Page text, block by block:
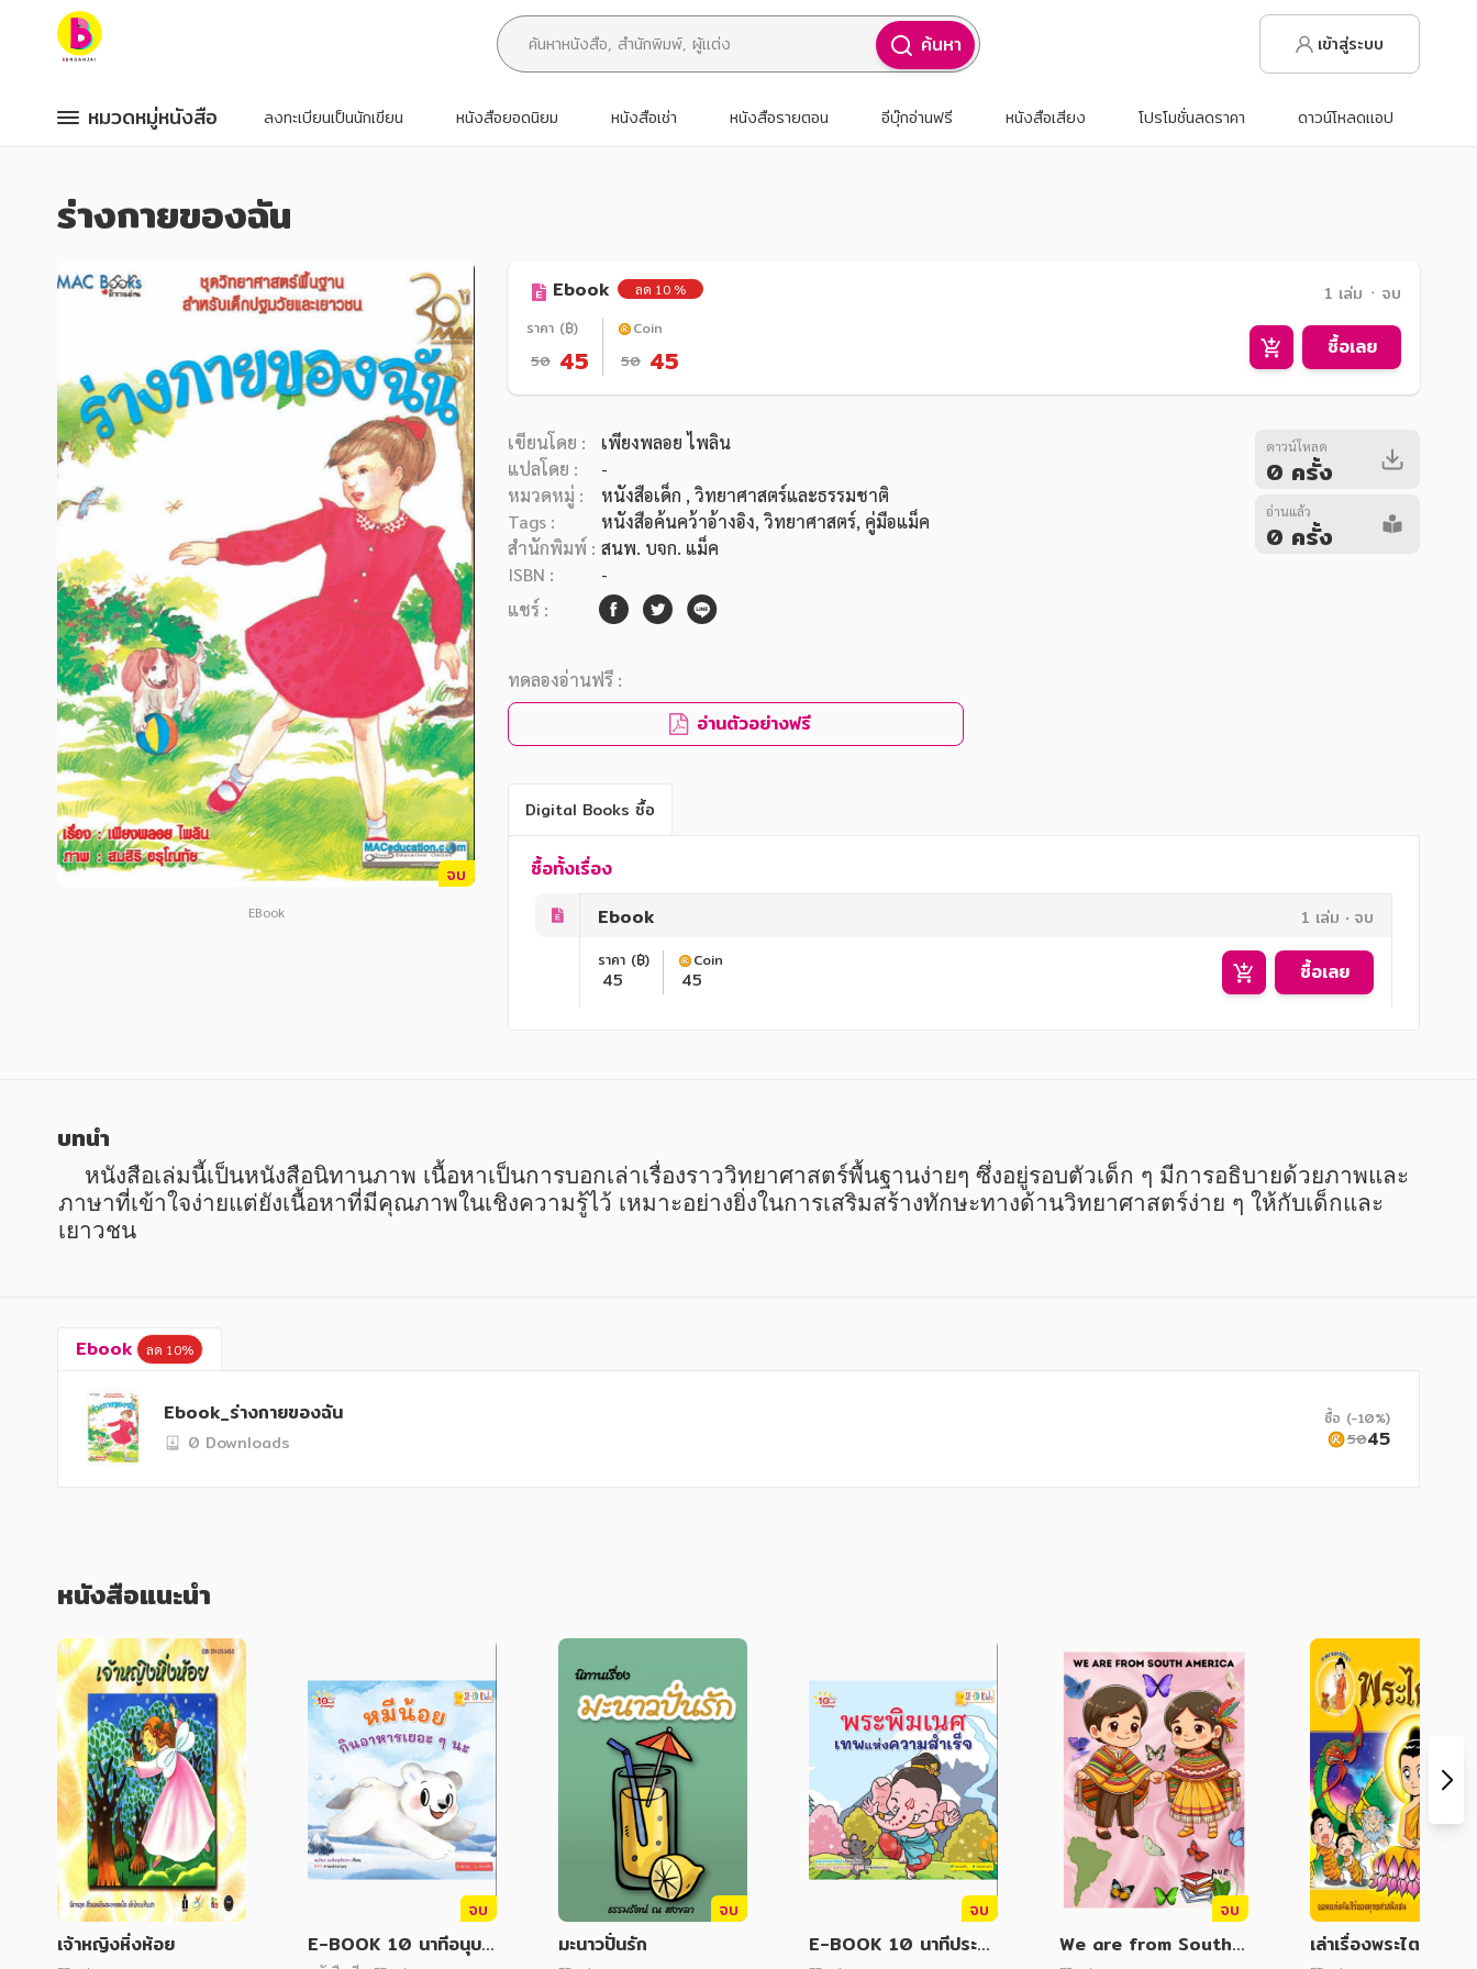
หมวดหมู่หนังสือ
หมวดหมู่ยอดนิยม
หนังสือออกใหม่
หนังสือยอดนิยม
โปรโมชั่นลดราคา
หมวดหมู่หนังสือ
อาหาร สุขภาพ การแพทย์
ศิลปะ บันเทิง กีฬา ท่องเที่ยว
สังคม วัฒนธรรม การปกครอง ศาสนาและปรัชญา
ศาสนา และปรัชญา
กฎหมาย สัญญา ภาษี
การเงิน การลงทุน บริหาร
นิตยสาร หนังสือพิมพ์
ครอบครัว
วรรณกรรม
การเกษตร ชีววิทยา
การเรียน การศึกษา
เทคโนโลยี การสื่อสาร วิทยาศาสตร์
การ์ตูนความรู้ การ์ตูน
การ์ตูนมังงะ (Manga)
ค้นหา เข้าสู่ระบบ
หมวดหมู่หนังสือ
หมวดหมู่หนังสือ
หมวดหมู่ยอดนิยม
หนังสือออกใหม่
หนังสือยอดนิยม
โปรโมชั่นลดราคา
หมวดหมู่หนังสือ
อาหาร สุขภาพ การแพทย์
ศิลปะ บันเทิง กีฬา ท่องเที่ยว
สังคม วัฒนธรรม การปกครอง ศาสนาและปรัชญา
ศาสนา และปรัชญา
กฎหมาย สัญญา ภาษี
การเงิน การลงทุน บริหาร
นิตยสาร หนังสือพิมพ์
ครอบครัว
วรรณกรรม
การเกษตร ชีววิทยา
การเรียน การศึกษา
เทคโนโลยี การสื่อสาร วิทยาศาสตร์
การ์ตูนความรู้ การ์ตูน
การ์ตูนมังงะ (Manga)
ลงทะเบียนเป็นนักเขียน หนังสือยอดนิยม หนังสือเช่า หนังสือรายตอน อีบุ๊กอ่านฟรี หนังสือเสียง โปรโมชั่นลดราคา ดาวน์โหลดแอป
ร่างกายของฉัน
จบ
EBook
Ebook ลด 10 % 1 เล่ม ᛫ จบ
ราคา (฿)
50 45
Coin
50 45 ซื้อเลย
เขียนโดย :
เพียงพลอย ไพลิน
แปลโดย :
-
หมวดหมู่ :
หนังสือเด็ก , วิทยาศาสตร์และธรรมชาติ
Tags :
หนังสือค้นคว้าอ้างอิง, วิทยาศาสตร์, คู่มือแม็ค
สำนักพิมพ์ : สนพ. บจก. แม็ค
ISBN :
-
แชร์ :
ดาวน์โหลด
0 ครั้ง
อ่านแล้ว
0 ครั้ง
ทดลองอ่านฟรี :
อ่านตัวอย่างฟรี
Digital Books ซื้อ
ซื้อทั้งเรื่อง
Ebook
1 เล่ม จบ
ราคา (฿)
45
Coin
45 ซื้อเลย
บทนำ
ภาษาที่เข้าใจง่ายแต่ยังเนื้อหาที่มีคุณภาพในเชิงความรู้ไว้ เหมาะอย่างยิ่งในการเสริมสร้างทักษะทางด้านวิทยาศาสตร์ง่าย ๆ ให้กับเด็กและ
เยาวชน
Ebook ลด 10%
Ebook_ร่างกายของฉัน
0 Downloads
ซื้อ (-10%)
5045
หนังสือแนะนำ
เจ้าหญิงหิ่งห้อย
จบ
E-BOOK 10 นาทีอนุบา
จบ
มะนาวปั่นรัก
จบ
E-BOOK 10 นาทีประถ
จบ
We are from South
เล่าเรื่องพระไตรปิฎก